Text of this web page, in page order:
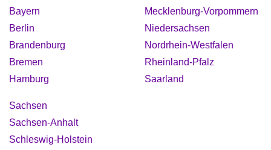
Bayern
Berlin
Brandenburg
Bremen
Hamburg
Mecklenburg-Vorpommern
Niedersachsen
Nordrhein-Westfalen
Rheinland-Pfalz
Saarland
Sachsen
Sachsen-Anhalt
Schleswig-Holstein